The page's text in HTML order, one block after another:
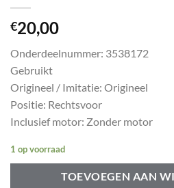
€20,00
Onderdeelnummer: 3538172
Gebruikt
Origineel / Imitatie: Origineel
Positie: Rechtsvoor
Inclusief motor: Zonder motor
1 op voorraad
TOEVOEGEN AAN